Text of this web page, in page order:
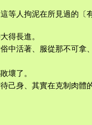
這等人拘泥在所見過的
得長進。
中活著、服從那不可拿、
壞了。
待己身、其實在克制肉體